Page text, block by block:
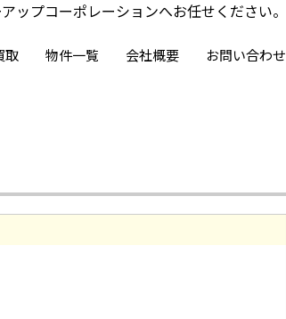
ップコーポレーションへお任せください。
取 物件一覧 会社概要 お問い合わせ